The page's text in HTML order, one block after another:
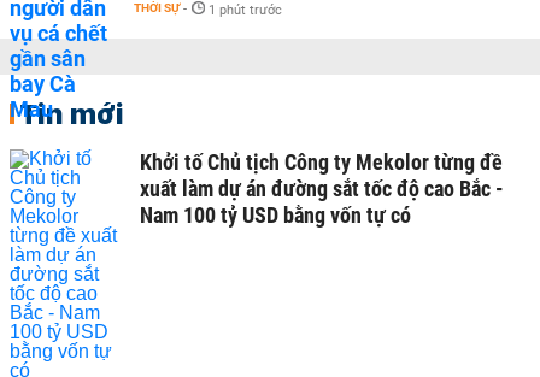
THỜI SỰ - 1 phút trước
Tin mới
Khởi tố Chủ tịch Công ty Mekolor từng đề
xuất làm dự án đường sắt tốc độ cao Bắc -
Nam 100 tỷ USD bằng vốn tự có